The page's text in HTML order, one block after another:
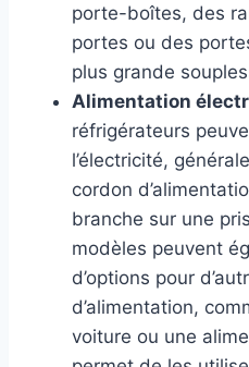
porte-boîtes, des
portes ou des
plus grande
Alimentation
réfrigérateurs
l’électricité,
cordon
branche sur une
modèles peuvent
d’options pour
d’alimentation,
voiture ou une